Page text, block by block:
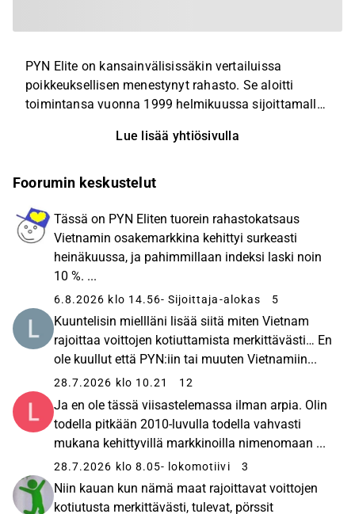
PYN Elite on kansainvälisissäkin vertailuissa
poikkeuksellisen menestynyt rahasto. Se aloitti
toimintansa vuonna 1999 helmikuussa sijoittamalla
ollut alusta alkaen Petri Deryng. Toimintansa aikana
viisikymmenkertaistunut ja keskimääräinen
arvopaperimarkkinoilla PYN Elite on kokenut
sijoittaja. Rahasto on tehnyt sijoituksia Thaimaan
lisäksi Kiinassa, Indonesiassa ja Filippiineillä.
Vuodesta 2017 kaikki sijoitukset ovat olleet
Vietnamissa. Rahaston kohdemaa Vietnam on yksi
Aasian nopeimmin kasvavista kansantalouksista.
Koronavuosienkin aikana se onnistui kasvattamaan
talouttaan, ja jatkossa Vietnamin talouden
Viime vuosina Vietnam on tehnyt yhteensä 14
vapaakauppasopimusta, muun muassa EU:n ja
Maailman kauppajärjestön WTO:n kanssa. Samalla
Vietnamista on tullut houkutteleva investointikohde
yrityksille: vuonna 2021 sinne tehtiin suoria teollisia
sijoituksia noin 20 miljardin Yhdysvaltain dollarin
verran. Vietnamin kilpailukyky mahdollistaa
Lue lisää yhtiösivulla
Foorumin keskustelut
Tässä on PYN Eliten tuorein rahastokatsaus
Vietnamin osakemarkkina kehittyi surkeasti
heinäkuussa, ja pahimmillaan indeksi laski noin
10 %. ...
6.8.2026 klo 14.56- Sijoittaja-alokas 5
Kuuntelisin miellläni lisää siitä miten Vietnam
rajoittaa voittojen kotiuttamista merkittävästi… En
ole kuullut että PYN:iin tai muuten Vietnamiin...
28.7.2026 klo 10.21 12
Ja en ole tässä viisastelemassa ilman arpia. Olin
todella pitkään 2010-luvulla todella vahvasti
mukana kehittyvillä markkinoilla nimenomaan ...
28.7.2026 klo 8.05- lokomotiivi 3
Niin kauan kun nämä maat rajoittavat voittojen
kotiutusta merkittävästi, tulevat, pörssit